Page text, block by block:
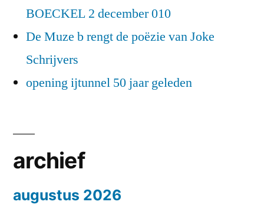
BOECKEL 2 december 010
De Muze b rengt de poëzie van Joke
Schrijvers
opening ijtunnel 50 jaar geleden
archief
augustus 2026